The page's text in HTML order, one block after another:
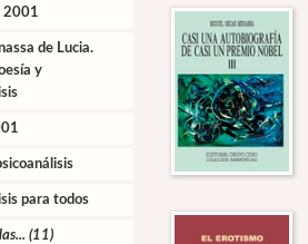
2001
de Lucia.
y
para todos
(11)